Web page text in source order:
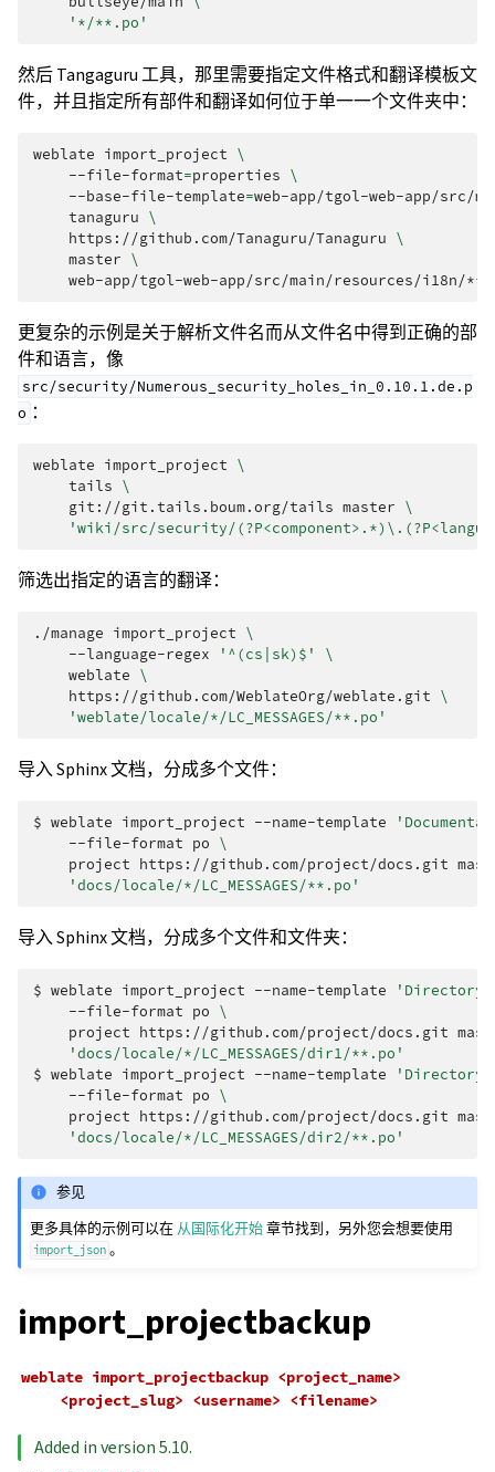
'*/**.po'
然后 Tangaguru 工具，那里需要指定文件格式和翻译模板文
件，并且指定所有部件和翻译如何位于单一一个文件夹中：
weblate import_project \
--file-format=properties \
--base-file-template=web-app/tgol-web-app/src/
tanaguru \
https://github.com/Tanaguru/Tanaguru \
master \
更复杂的示例是关于解析文件名而从文件名中得到正确的部
件和语言，像
src/security/Numerous_security_holes_in_0.10.1.de.p
o ：
weblate import_project \
tails \
git://git.tails.boum.org/tails master \
'wiki/src/security/
筛选出指定的语言的翻译：
./manage import_project \
--language-regex
'^(cs|sk)$'
\
weblate \
https://github.com/WeblateOrg/weblate.git \
'weblate/locale/*/LC_MESSAGES/**.po'
导入 Sphinx 文档，分成多个文件：
$ weblate import_project --name-template
--file-format po \
project https://github.com/project/docs.git
'docs/locale/*/LC_MESSAGES/**.po'
导入 Sphinx 文档，分成多个文件和文件夹：
$ weblate import_project --name-template
'Directory
--file-format po \
project https://github.com/project/docs.git
'docs/locale/*/LC_MESSAGES/dir1/**.po'
$ weblate import_project --name-template
'Directory
--file-format po \
project https://github.com/project/docs.git
'docs/locale/*/LC_MESSAGES/dir2/**.po'
参见
更多具体的示例可以在 从国际化开始章节找到，另外您会想要使用
import_json 。
import_projectbackup
weblate import_projectbackup <project_name>
<project_slug> <username> <filename>
Added in version 5.10.